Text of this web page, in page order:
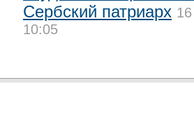
Сербский патриарх
10:05